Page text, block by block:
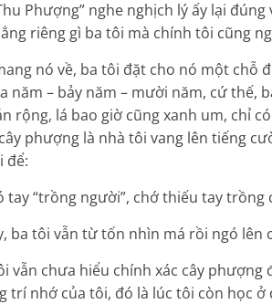
Phượng” nghe nghịch lý ấy lại
riêng gì ba tôi mà chính tôi cũng
nó về, ba tôi đặt cho nó một chỗ
năm – bảy năm – mười năm, cứ thế,
rộng, lá bao giờ cũng xanh um, chỉ
phượng là nhà tôi vang lên tiếng
để:
“trồng người”, chớ thiếu tay trồng
tôi vẫn từ tốn nhìn má rồi ngó lên
vẫn chưa hiểu chính xác cây
trí nhớ của tôi, đó là lúc tôi còn học